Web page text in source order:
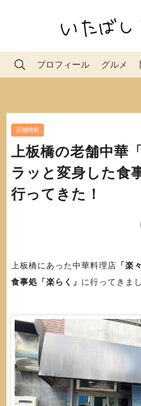
プロフィール グルメ
店舗情報
上板橋の老舗中華
ラッと変身した食
行ってきた！
上板橋にあった中華料理店 「楽
食事処「楽らく」 に行ってきま